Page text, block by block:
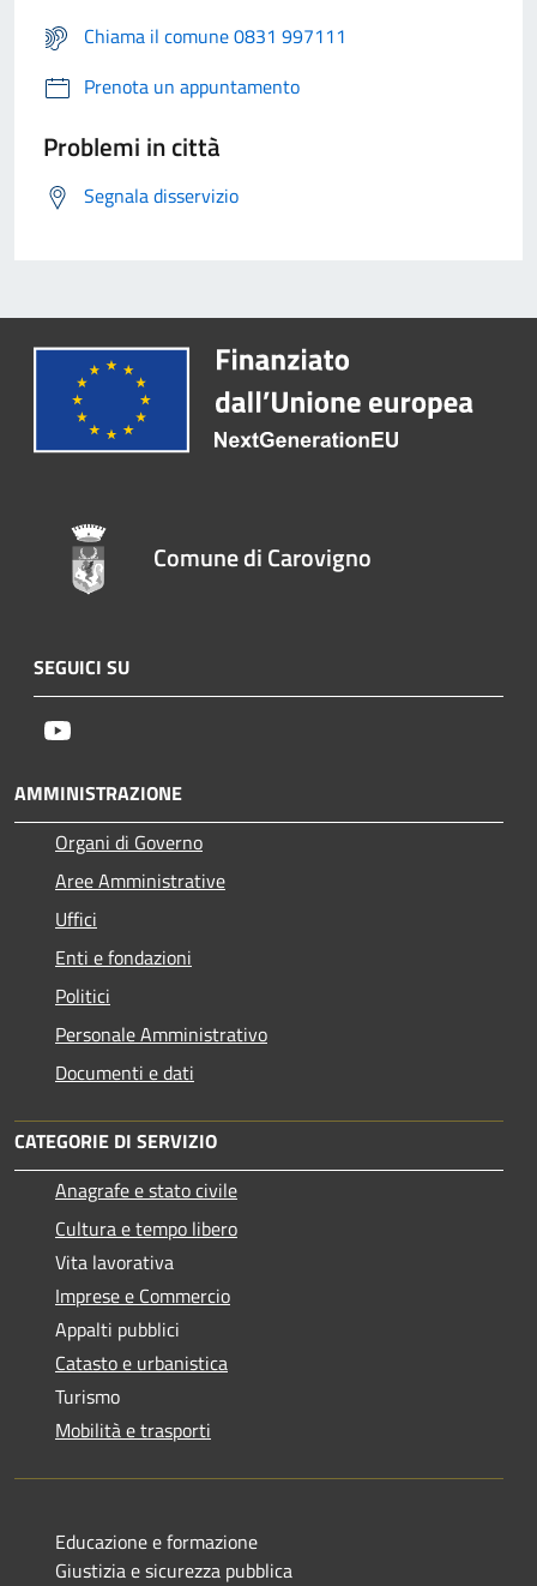
Chiama il comune 0831 997111
Prenota un appuntamento
Problemi in città
Segnala disservizio
Comune di Carovigno
SEGUICI SU
AMMINISTRAZIONE
Organi di Governo
Aree Amministrative
Uffici
Enti e fondazioni
Politici
Personale Amministrativo
Documenti e dati
CATEGORIE DI SERVIZIO
Anagrafe e stato civile
Cultura e tempo libero
Vita lavorativa
Imprese e Commercio
Appalti pubblici
Catasto e urbanistica
Turismo
Mobilità e trasporti
Educazione e formazione
Giustizia e sicurezza pubblica